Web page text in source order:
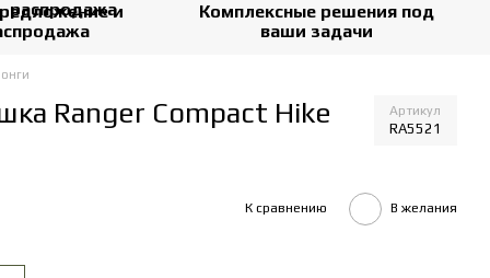
и
Комплексные решения под
ваши задачи
Ranger Compact Hike Артикул
RA5521
К сравнению В желания